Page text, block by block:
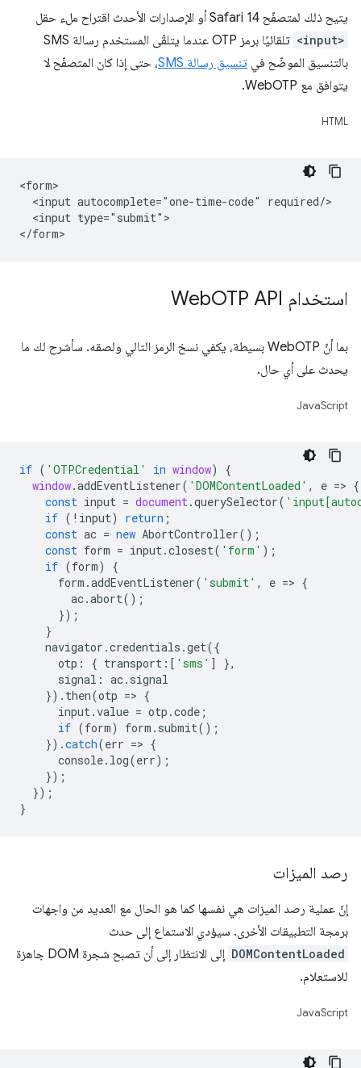
يتيح ذلك لمتصفّح Safari 14 أو الإصدارات الأحدث اقتراح ملء حقل
<input>
تلقائيًا برمز OTP عندما يتلقّى المستخدم رسالة SMS
بالتنسيق الموضّح في تنسيق رسالة SMS
، حتى إذا كان المتصفّح لا
يتوافق مع WebOTP.
HTML
<form>
  <input autocomplete="one-time-code" required/>
  <input type="submit">
استخدام Web OTP API
بما أنّ WebOTP بسيطة، يكفي نسخ الرمز التالي ولصقه. سأشرح لك ما
يحدث على أي حال.
JavaScript
if ( 'OTPCredential' in window)
{
window.addEventListener( 'DOMContentLoaded' , e => {
const input = document.querySelector(
if ( ! input) return ;
const ac = new AbortController();
const form = input.closest( 'form' );
if (form)
{
form .addEventListener( 'submit' , e => {
ac.abort();
});
}
navigator .credentials .get({
otp : { transport : [ 'sms' ]
},
signal : ac. signal
}). then(otp => {
input.value = otp .code ;
if (form) form . submit();
}).catch(err => {
console. log(err);
});
});
}
رصد الميزات
إنّ عملية رصد الميزات هي نفسها كما هو الحال مع العديد من واجهات
برمجة التطبيقات الأخرى. سيؤدي الاستماع إلى حدث
DOMContentLoaded
إلى الانتظار إلى أن تصبح شجرة DOM جاهزة
للاستعلام.
JavaScript